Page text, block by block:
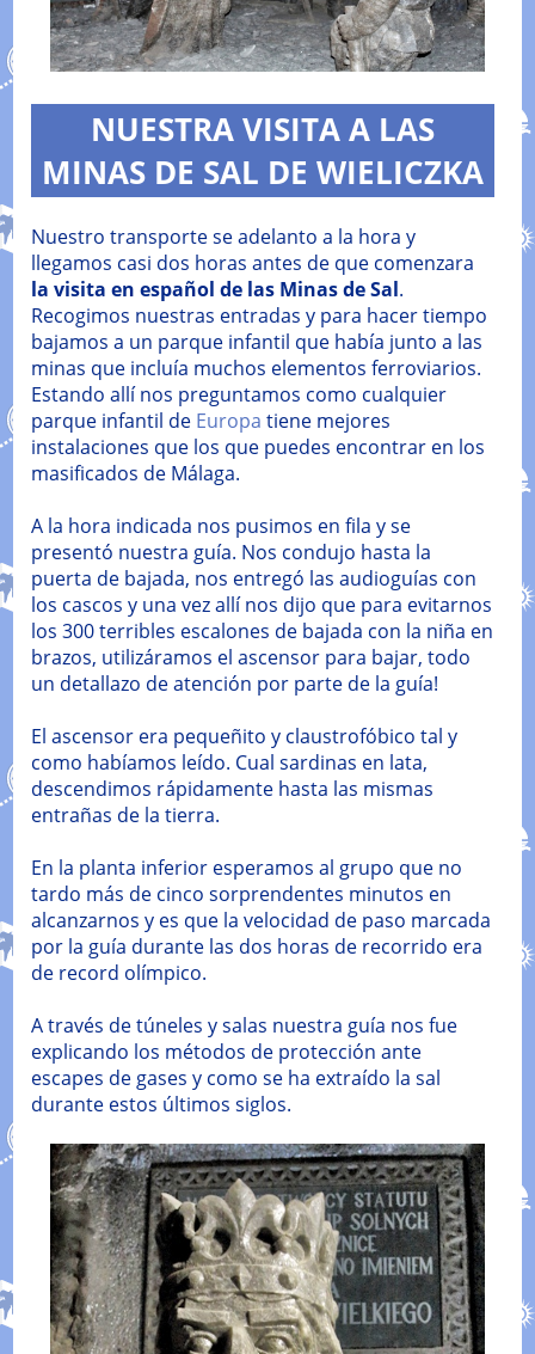
NUESTRA VISITA A LAS
MINAS DE SAL DE WIELICZKA
Nuestro transporte se adelanto a la hora y
llegamos casi dos horas antes de que comenzara
la visita en español de las Minas de Sal.
Recogimos nuestras entradas y para hacer tiempo
bajamos a un parque infantil que había junto a las
minas que incluía muchos elementos ferroviarios.
Estando allí nos preguntamos como cualquier
parque infantil de Europa tiene mejores
instalaciones que los que puedes encontrar en los
masificados de Málaga.
A la hora indicada nos pusimos en fila y se
presentó nuestra guía. Nos condujo hasta la
puerta de bajada, nos entregó las audioguías con
los cascos y una vez allí nos dijo que para evitarnos
los 300 terribles escalones de bajada con la niña en
brazos, utilizáramos el ascensor para bajar, todo
un detallazo de atención por parte de la guía!
El ascensor era pequeñito y claustrofóbico tal y
como habíamos leído. Cual sardinas en lata,
descendimos rápidamente hasta las mismas
entrañas de la tierra.
En la planta inferior esperamos al grupo que no
tardo más de cinco sorprendentes minutos en
alcanzarnos y es que la velocidad de paso marcada
por la guía durante las dos horas de recorrido era
de record olímpico.
A través de túneles y salas nuestra guía nos fue
explicando los métodos de protección ante
escapes de gases y como se ha extraído la sal
durante estos últimos siglos.